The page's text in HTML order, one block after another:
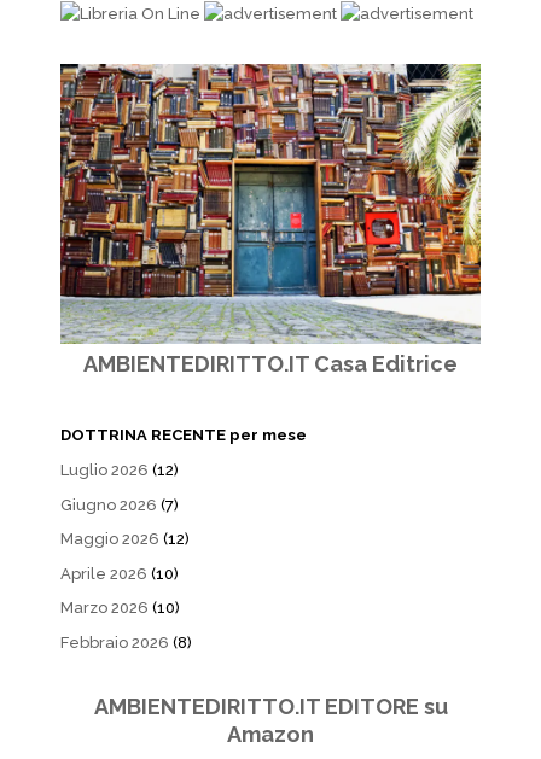
AMBIENTEDIRITTO.IT Casa Editrice
DOTTRINA RECENTE per mese
Luglio 2026 (12)
Giugno 2026 (7)
Maggio 2026 (12)
Aprile 2026 (10)
Marzo 2026 (10)
Febbraio 2026 (8)
AMBIENTEDIRITTO.IT EDITORE su
Amazon